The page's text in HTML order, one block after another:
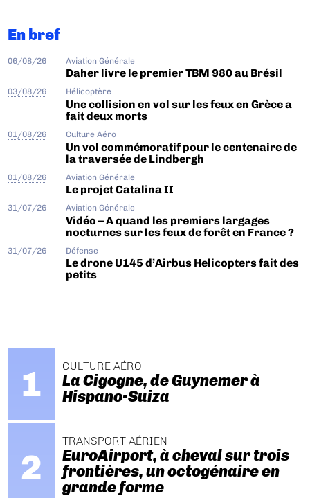
En bref
06/08/26 Aviation Générale
Daher livre le premier TBM 980 au Brésil
03/08/26 Hélicoptère
Une collision en vol sur les feux en Grèce a
fait deux morts
01/08/26 Culture Aéro
Un vol commémoratif pour le centenaire de
la traversée de Lindbergh
01/08/26 Aviation Générale
Le projet Catalina II
31/07/26 Aviation Générale
Vidéo – A quand les premiers largages
nocturnes sur les feux de forêt en France ?
31/07/26 Défense
Le drone U145 d’Airbus Helicopters fait des
petits
CULTURE AÉRO
La Cigogne, de Guynemer à
Hispano-Suiza
TRANSPORT AÉRIEN
EuroAirport, à cheval sur trois
frontières, un octogénaire en
grande forme